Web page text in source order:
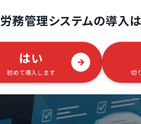
労務管理システムの導入
はい
初めて導入します 切